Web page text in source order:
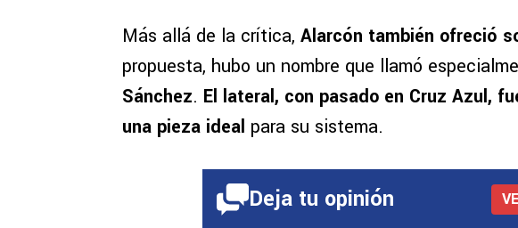
Más allá de la crítica, Alarcón también ofreció
propuesta, hubo un nombre que llamó
Sánchez. El lateral, con pasado en Cruz Azul,
una pieza ideal para su sistema.
Deja tu opinión